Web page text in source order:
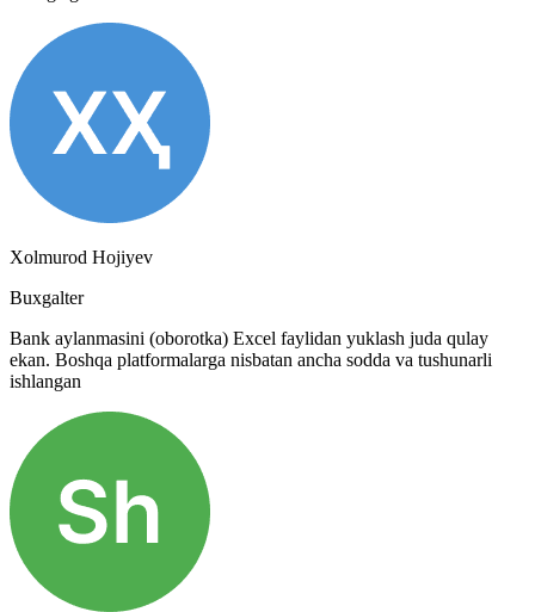
Xolmurod Hojiyev
Buxgalter
Bank aylanmasini (oborotka) Excel faylidan yuklash juda qulay
ekan. Boshqa platformalarga nisbatan ancha sodda va tushunarli
ishlangan